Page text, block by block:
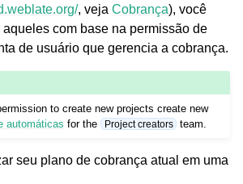
, veja Cobrança), você
com base na permissão de
de usuário que gerencia a cobrança.
to create new projects create new
automáticas for the Project creators team.
seu plano de cobrança atual em uma